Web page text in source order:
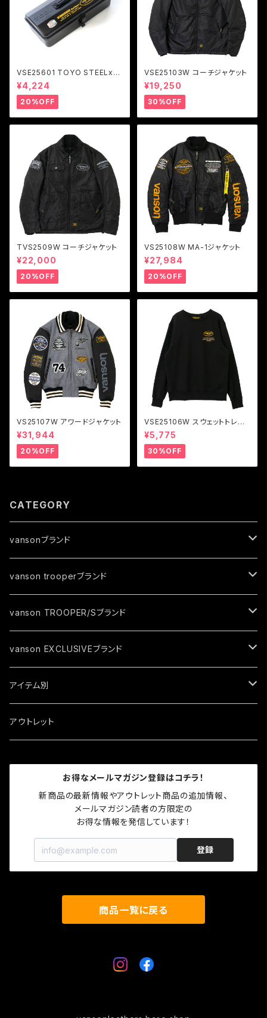
VSE25601 TOYO STEELxV
ANSON ツールボックス Y-35
0
¥4,224
20%OFF
VSE25103W コーチジャケット
¥19,250
30%OFF
TVS2509W コーチジャケット
¥22,000
20%OFF
VS25108W MA-1ジャケット
¥27,984
20%OFF
VS25107W アワードジャケット
¥31,944
20%OFF
VSE25106W スウェットトレー
ナー
¥5,775
30%OFF
CATEGORY
vansonブランド
ジャケット
春夏モデル
秋冬モデル
トップス
グローブ
キャップ
ソックス
プロテクター
vanson trooperブランド
ジャケット
春夏モデル
秋冬モデル
トップス
vanson TROOPER/Sブランド
ジャケット
春夏モデル
秋冬モデル
トップス
vanson EXCLUSIVEブランド
ジャケット
春夏モデル
トップス
アイテム別
ジャケット
秋冬モデル
グローブ
アウトレット
お得なメールマガジン登録はコチラ！
新商品の最新情報やアウトレット商品の追加情報、
メールマガジン読者の方限定の
お得な情報を発信しています！
登録
商品一覧に戻る